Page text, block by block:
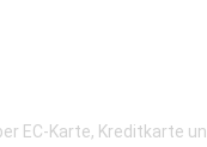
EC-Karte, Kreditkarte